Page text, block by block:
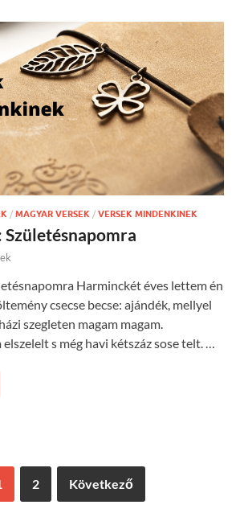
/ MAGYAR VERSEK / VERSEK MINDENKINEK
Harminckét éves lettem én
csecse becse: ajándék, mellyel
szegleten magam magam.
s még havi kétszáz sose telt. …
2 Következő